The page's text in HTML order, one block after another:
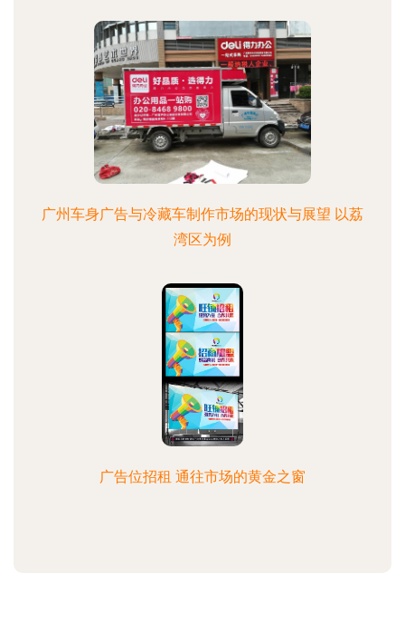
广州车身广告与冷藏车制作市场的现状与展望 以荔
湾区为例
广告位招租 通往市场的黄金之窗